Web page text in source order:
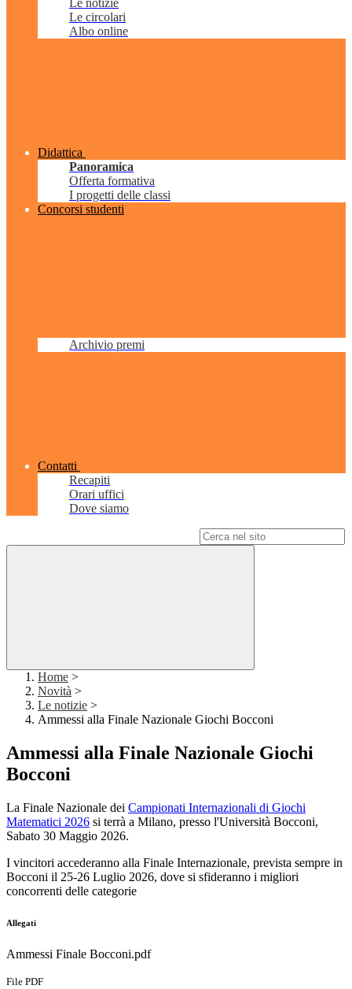
Le notizie
Le circolari
Albo online
Didattica
Panoramica
Offerta formativa
I progetti delle classi
Concorsi studenti
Archivio premi
Contatti
Recapiti
Orari uffici
Dove siamo
Home >
Novità >
Le notizie >
Ammessi alla Finale Nazionale Giochi Bocconi
Ammessi alla Finale Nazionale Giochi
Bocconi
La Finale Nazionale dei Campionati Internazionali di Giochi
Matematici 2026 si terrà a Milano, presso l'Università Bocconi,
Sabato 30 Maggio 2026.
I vincitori accederanno alla Finale Internazionale, prevista sempre in
Bocconi il 25-26 Luglio 2026, dove si sfideranno i migliori
concorrenti delle categorie
Allegati
Ammessi Finale Bocconi.pdf
File PDF